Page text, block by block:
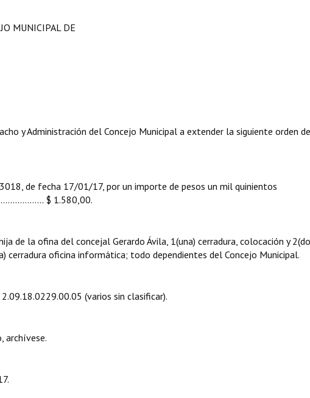
MUNICIPAL DE
y Administración del Concejo Municipal a extender la siguiente orden
de fecha 17/01/17, por un importe de pesos un mil quinientos
$ 1.580,00.
de la ofina del concejal Gerardo Ávila, 1(una) cerradura, colocación y
cerradura oficina informática; todo dependientes del Concejo Municipal.
(varios sin clasificar).
archívese.